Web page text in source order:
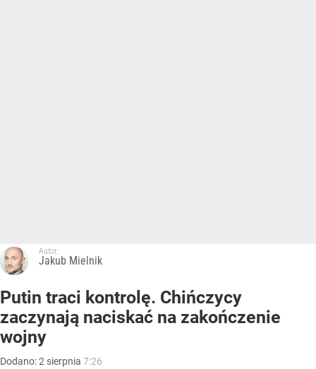
Autor:
Jakub Mielnik
Putin traci kontrolę. Chińczycy
zaczynają naciskać na zakończenie
wojny
Dodano:2 sierpnia 7:26